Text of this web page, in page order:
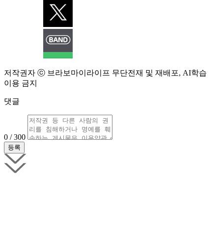
저작권자 ⓒ 브라보마이라이프 무단전재 및 재배포, AI학습
이용 금지
댓글
0 / 300